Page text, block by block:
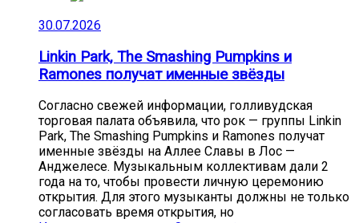
30.07.2026
Linkin Park, The Smashing Pumpkins и
Ramones получат именные звёзды
Согласно свежей информации, голливудская
торговая палата объявила, что рок — группы Linkin
Park, The Smashing Pumpkins и Ramones получат
именные звёзды на Аллее Славы в Лос —
Анджелесе. Музыкальным коллективам дали 2
года на то, чтобы провести личную церемонию
открытия. Для этого музыканты должны не только
согласовать время открытия, но